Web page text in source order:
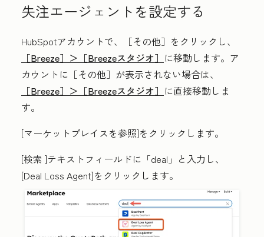
失注エージェントを設定する
HubSpotアカウントで、
［その他］をクリックし、
［Breeze］＞ ［Breezeスタジオ］ に移動します。ア
カウントに ［その他］が表示されない場合は、
［Breeze］＞ ［Breezeスタジオ］ に直接移動しま
す。
[マーケットプレイスを参照]をクリックします。
[検索 ]テキストフィールドに 「deal 」と入力し、
[Deal Loss Agent]をクリックします。